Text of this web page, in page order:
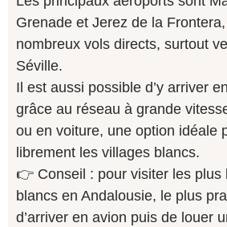
Grenade et Jerez de la
nombreux vols directs, surtout
Séville.
Il est aussi possible d’y arriver
grâce au réseau à grande
ou en voiture, une option idéale
librement les villages blancs.
👉 Conseil : pour visiter les plus
blancs en Andalousie, le plus
d’arriver en avion puis de louer